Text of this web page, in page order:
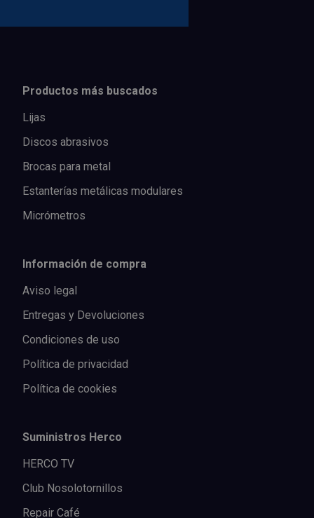
Productos más buscados
Lijas
Discos abrasivos
Brocas para metal
Estanterías metálicas modulares
Micrómetros
Información de compra
Aviso legal
Entregas y Devoluciones
Condiciones de uso
Política de privacidad
Política de cookies
Suministros Herco
HERCO TV
Club Nosolotornillos
Repair Café